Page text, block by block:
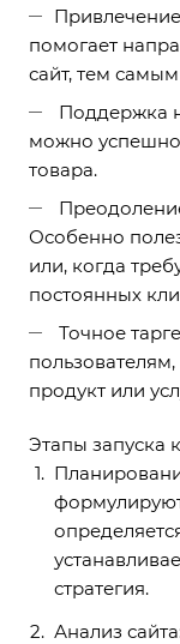
помогает
сайт, тем
Поддержка
можно успешно
товара.
Особенно
или, когда
постоянных
Точное
продукт или
Этапы запуска
стратегия.
Анализ